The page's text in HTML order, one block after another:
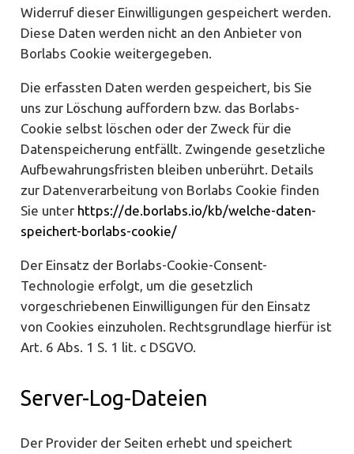
Widerruf dieser Einwilligungen gespeichert werden.
Diese Daten werden nicht an den Anbieter von
Borlabs Cookie weitergegeben.
Die erfassten Daten werden gespeichert, bis Sie
uns zur Löschung auffordern bzw. das Borlabs-
Cookie selbst löschen oder der Zweck für die
Datenspeicherung entfällt. Zwingende gesetzliche
Aufbewahrungsfristen bleiben unberührt. Details
zur Datenverarbeitung von Borlabs Cookie finden
Sie unter https://de.borlabs.io/kb/welche-daten-
speichert-borlabs-cookie/
Der Einsatz der Borlabs-Cookie-Consent-
Technologie erfolgt, um die gesetzlich
vorgeschriebenen Einwilligungen für den Einsatz
von Cookies einzuholen. Rechtsgrundlage hierfür ist
Art. 6 Abs. 1 S. 1 lit. c DSGVO.
Server-Log-Dateien
Der Provider der Seiten erhebt und speichert